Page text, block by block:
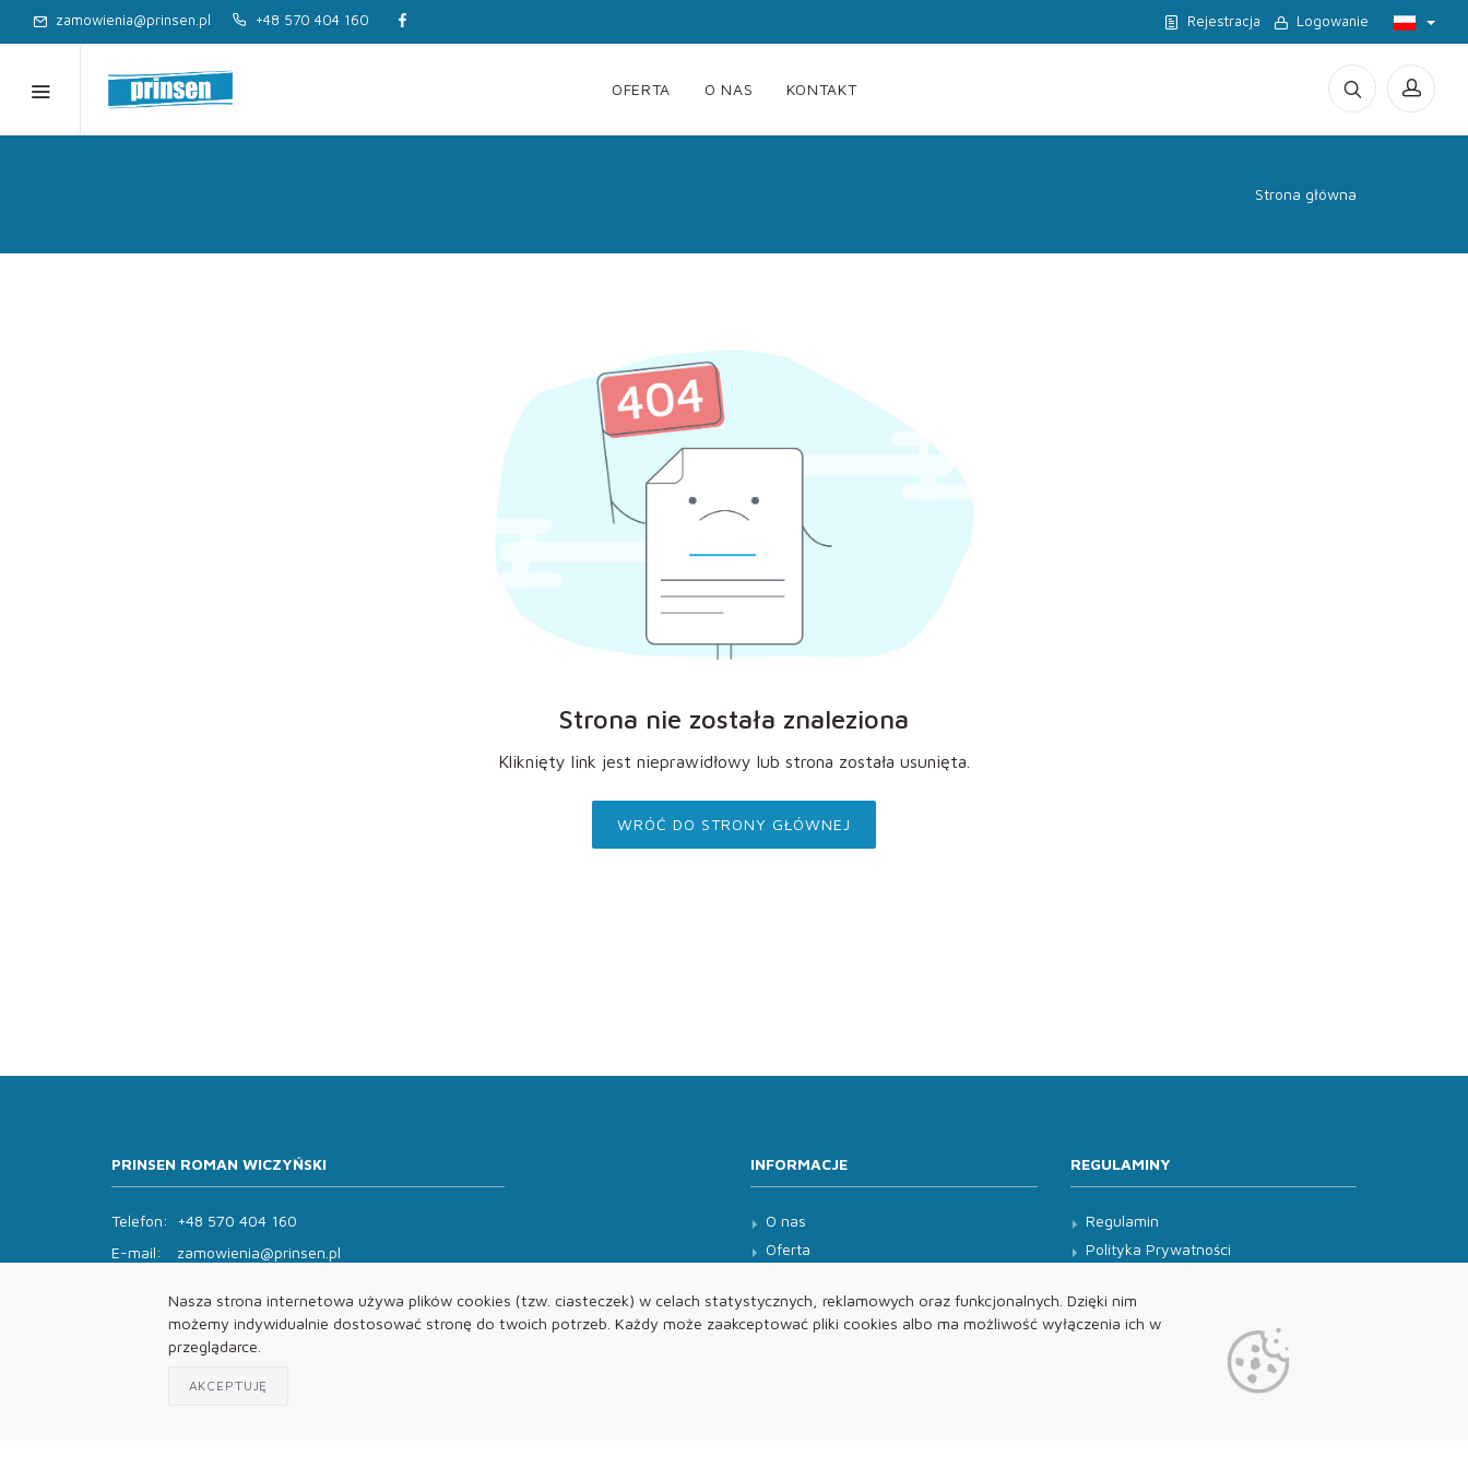
Nasza strona internetowa używa plików cookies (tzw. ciasteczek) w celach statystycznych, reklamowych oraz funkcjonalnych. Dzięki nim
możemy indywidualnie dostosować stronę do twoich potrzeb. Każdy może zaakceptować pliki cookies albo ma możliwość wyłączenia ich w
przeglądarce.
AKCEPTUJĘ
zamowienia@prinsen.pl +48 570 404 160 Rejestracja Logowanie
OFERTA O NAS KONTAKT
Strona główna
Strona nie została znaleziona
Kliknięty link jest nieprawidłowy lub strona została usunięta.
WRÓĆ DO STRONY GŁÓWNEJ
PRINSEN ROMAN WICZYŃSKI
Telefon:
+48 570 404 160
E-mail:
zamowienia@prinsen.pl
Pon - Pt: 8:00 - 14:00 Sob: zamknięte
INFORMACJE
O nas
Oferta
REGULAMINY
Regulamin
Polityka Prywatności